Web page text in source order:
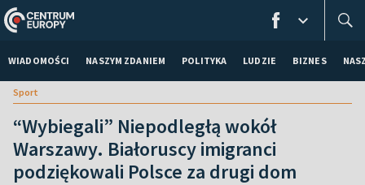
WIADOMOŚCI NASZYM ZDANIEM POLITYKA LUDZIE BIZNES
Sport
“Wybiegali” Niepodległą wokół
Warszawy. Białoruscy imigranci
podziękowali Polsce za drugi dom